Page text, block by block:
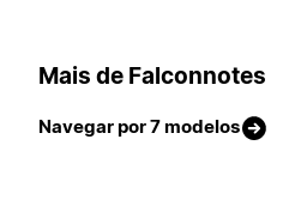
Mais de Falconnotes
Navegar por 7 modelos